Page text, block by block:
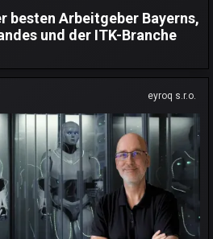
besten Arbeitgeber Bayerns,
und der ITK-Branche
eyroq s.r.o.